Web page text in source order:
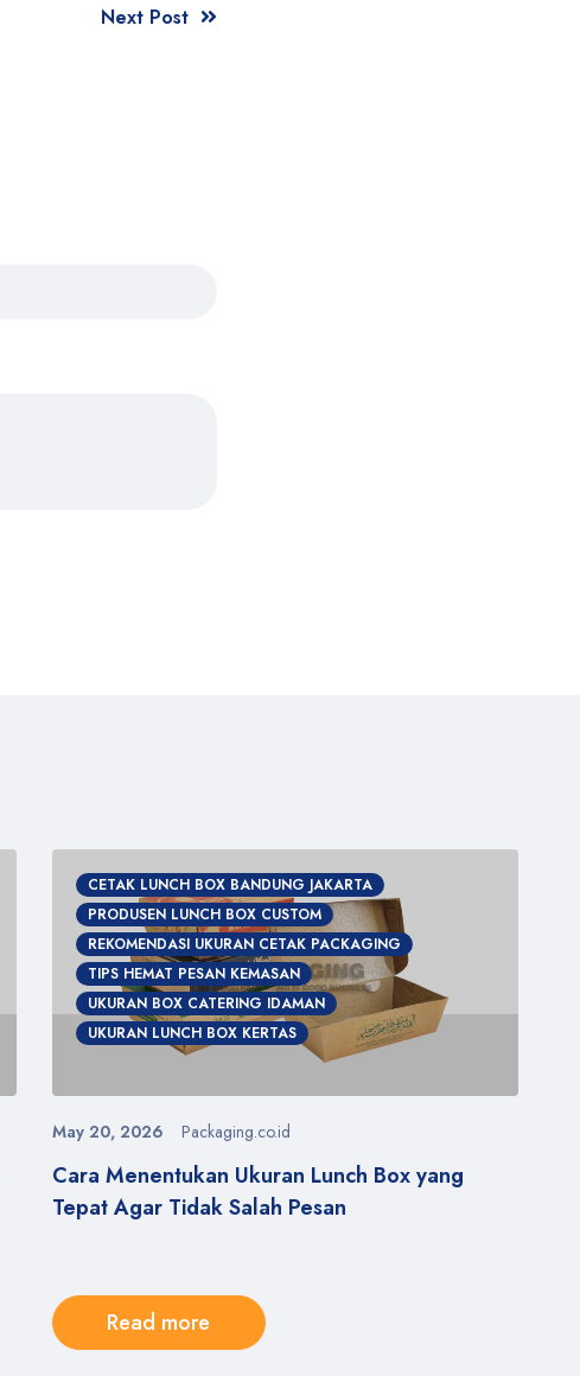
Next Post
CETAK LUNCH BOX BANDUNG JAKARTA
PRODUSEN LUNCH BOX CUSTOM
REKOMENDASI UKURAN CETAK PACKAGING
TIPS HEMAT PESAN KEMASAN
UKURAN BOX CATERING IDAMAN
UKURAN LUNCH BOX KERTAS
Cara Menentukan Ukuran Lunch Box yang
Tepat Agar Tidak Salah Pesan
May 20, 2026 Packaging.co.id
Read more